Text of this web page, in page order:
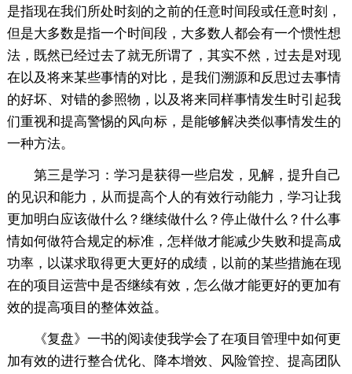
是指现在我们所处时刻的之前的任意时间段或任意时刻，
但是大多数是指一个时间段，大多数人都会有一个惯性想
法，既然已经过去了就无所谓了，其实不然，过去是对现
在以及将来某些事情的对比，是我们溯源和反思过去事情
的好坏、对错的参照物，以及将来同样事情发生时引起我
们重视和提高警惕的风向标，是能够解决类似事情发生的
一种方法。
第三是学习：学习是获得一些启发，见解，提升自己
的见识和能力，从而提高个人的有效行动能力，学习让我
更加明白应该做什么？继续做什么？停止做什么？什么事
情如何做符合规定的标准，怎样做才能减少失败和提高成
功率，以谋求取得更大更好的成绩，以前的某些措施在现
在的项目运营中是否继续有效，怎么做才能更好的更加有
效的提高项目的整体效益。
《复盘》一书的阅读使我学会了在项目管理中如何更
加有效的进行整合优化、降本增效、风险管控、提高团队